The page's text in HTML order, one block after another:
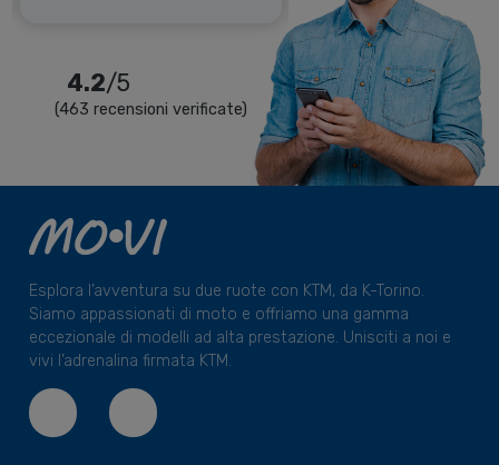
4.2/5
(463 recensioni verificate)
Esplora l’avventura su due ruote con KTM, da K-Torino.
Siamo appassionati di moto e offriamo una gamma
eccezionale di modelli ad alta prestazione. Unisciti a noi e
vivi l’adrenalina firmata KTM.